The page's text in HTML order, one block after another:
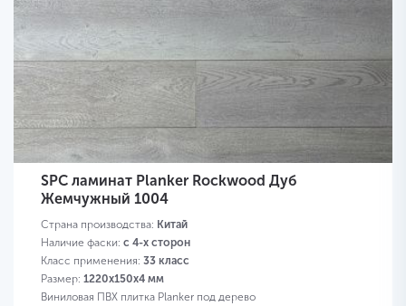
SPC ламинат Planker Rockwood Дуб
Жемчужный 1004
Страна производства: Китай
Наличие фаски: с 4-х сторон
Класс применения: 33 класс
Размер: 1220х150х4 мм
Виниловая ПВХ плитка Planker под дерево